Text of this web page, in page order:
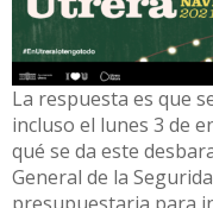
La respuesta es que
incluso el lunes 3 de
qué se da este
General de la